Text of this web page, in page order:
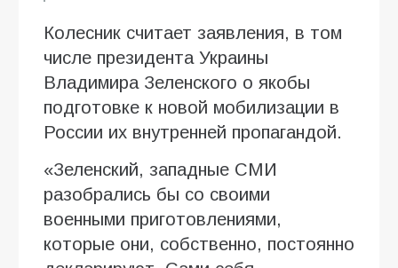
Колесник считает заявления, в том
числе президента Украины
Владимира Зеленского о якобы
подготовке к новой мобилизации в
России их внутренней пропагандой.
«Зеленский, западные СМИ
разобрались бы со своими
военными приготовлениями,
которые они, собственно, постоянно